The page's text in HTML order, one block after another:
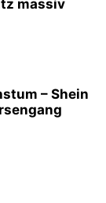
massiv
– Shein